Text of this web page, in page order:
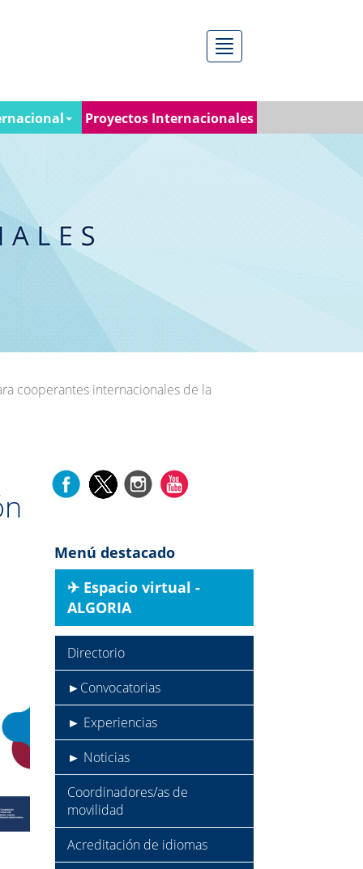
Menú
Proyectos Internacionales
cooperantes internacionales de la
Menú destacado
✈︎ Espacio virtual -
ALGORIA
Directorio
►Convocatorias
► Experiencias
► Noticias
Coordinadores/as de
movilidad
Acreditación de idiomas